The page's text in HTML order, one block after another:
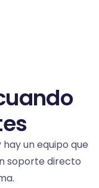
un equipo que
soporte directo